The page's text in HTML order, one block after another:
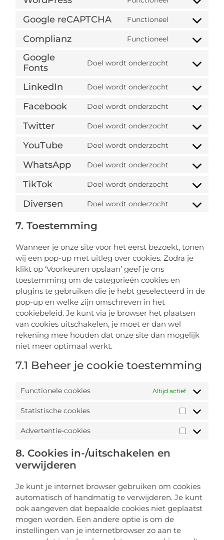
Google reCAPTCHA Functioneel
Complianz Functioneel
Google
Fonts
Doel wordt onderzocht
LinkedIn Doel wordt onderzocht
Facebook Doel wordt onderzocht
Twitter Doel wordt onderzocht
YouTube Doel wordt onderzocht
WhatsApp Doel wordt onderzocht
TikTok Doel wordt onderzocht
Diversen Doel wordt onderzocht
7. Toestemming
Wanneer je onze site voor het eerst bezoekt, tonen
wij een pop-up met uitleg over cookies. Zodra je
klikt op ‘Voorkeuren opslaan’ geef je ons
toestemming om de categorieën cookies en
plugins te gebruiken die je hebt geselecteerd in de
pop-up en welke zijn omschreven in het
cookiebeleid. Je kunt via je browser het plaatsen
van cookies uitschakelen, je moet er dan wel
rekening mee houden dat onze site dan mogelijk
niet meer optimaal werkt.
7.1 Beheer je cookie toestemming
Functionele cookies Altijd actief
Statistische cookies
Advertentie-cookies
8. Cookies in-/uitschakelen en
verwijderen
Je kunt je internet browser gebruiken om cookies
automatisch of handmatig te verwijderen. Je kunt
ook aangeven dat bepaalde cookies niet geplaatst
mogen worden. Een andere optie is om de
instellingen van je internetbrowser zo aan te